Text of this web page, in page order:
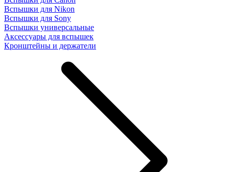
Вспышки для Nikon
Вспышки для Sony
Вспышки универсальные
Аксесcуары для вспышек
Кронштейны и держатели